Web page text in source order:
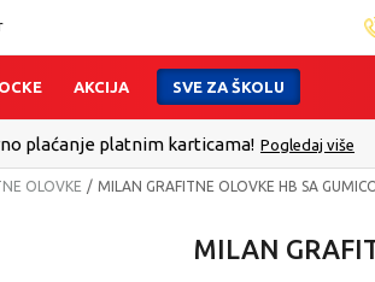
AKCIJA SVE ZA ŠKOLU
plaćanje platnim karticama! Pogledaj više
OLOVKE MILAN GRAFITNE OLOVKE HB SA
MILAN